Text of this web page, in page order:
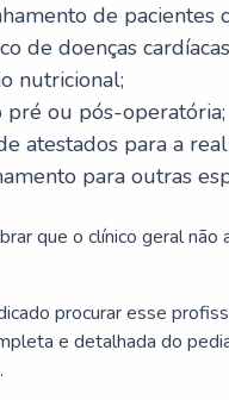
de pacientes
de doenças
nutricional;
pré ou pós-operatória;
atestados para a
para outras
que o clínico geral não
procurar esse
e detalhada do